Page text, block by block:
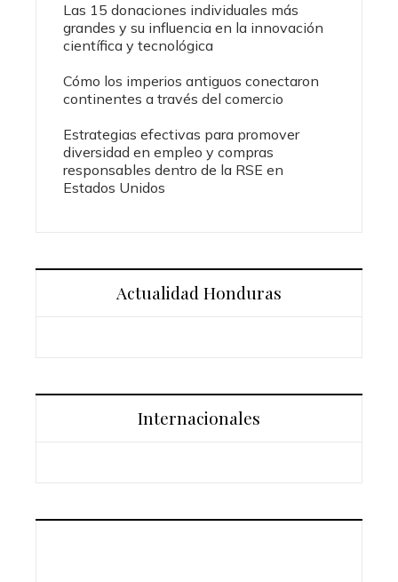
Las 15 donaciones individuales más
grandes y su influencia en la innovación
científica y tecnológica
Cómo los imperios antiguos conectaron
continentes a través del comercio
Estrategias efectivas para promover
diversidad en empleo y compras
responsables dentro de la RSE en
Estados Unidos
Actualidad Honduras
Internacionales